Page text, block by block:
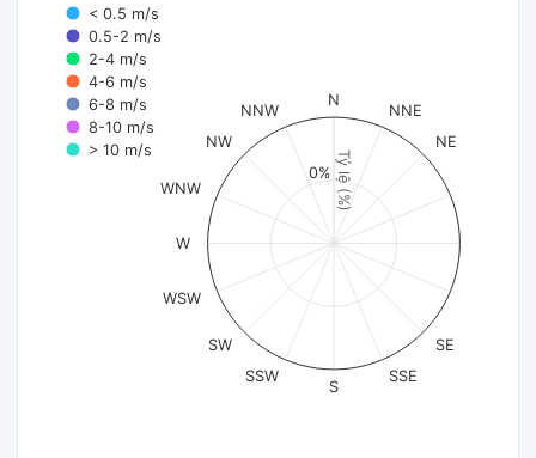
Tỷ lệ (%)
< 0.5 m/s
0.5-2 m/s
2-4 m/s
4-6 m/s
6-8 m/s
8-10 m/s
> 10 m/s
N
NNE
NE
SE
SSE
S
SSW
SW
WSW
W
WNW
NW
NNW
0%